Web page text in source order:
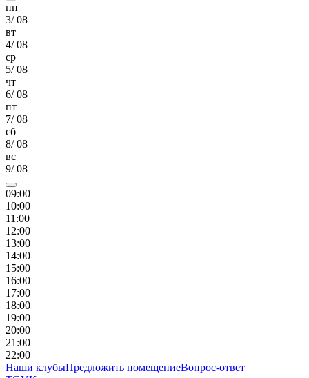
пн
3/08
вт
4/08
ср
5/08
чт
6/08
пт
7/08
сб
8/08
вс
9/08
09:00
10:00
11 :00
12:00
13:00
14:00
15:00
16:00
17:00
18:00
19:00
20:00
21 :00
22:00
Наши клубыПредложить помещениеВопрос-ответ